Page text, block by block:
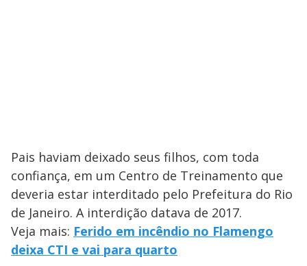
Pais haviam deixado seus filhos, com toda
confiança, em um Centro de Treinamento que
deveria estar interditado pelo Prefeitura do Rio
de Janeiro. A interdição datava de 2017.
Veja mais: Ferido em incêndio no Flamengo
deixa CTI e vai para quarto